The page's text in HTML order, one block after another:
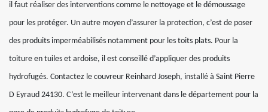
il faut réaliser des interventions comme le nettoyage et le démoussage
pour les protéger. Un autre moyen d’assurer la protection, c’est de poser
des produits imperméabilisés notamment pour les toits plats. Pour la
toiture en tuiles et ardoise, il est conseillé d’appliquer des produits
hydrofugés. Contactez le couvreur Reinhard Joseph, installé à Saint Pierre
D Eyraud 24130. C’est le meilleur intervenant dans le département pour la